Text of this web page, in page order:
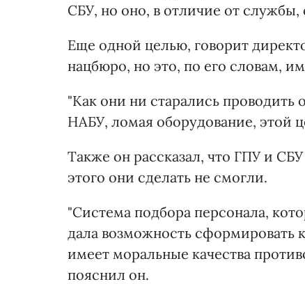
СБУ, но оно, в отличие от
Еще одной целью, говорит
нацбюро, но это, по его словам,
"Как они ни старались проводить
НАБУ, ломая оборудование, этой
Также он рассказал, что ГПУ и
этого они сделать не смогли.
"Система подбора персонала,
дала возможность сформировать
имеет моральные качества
пояснил он.